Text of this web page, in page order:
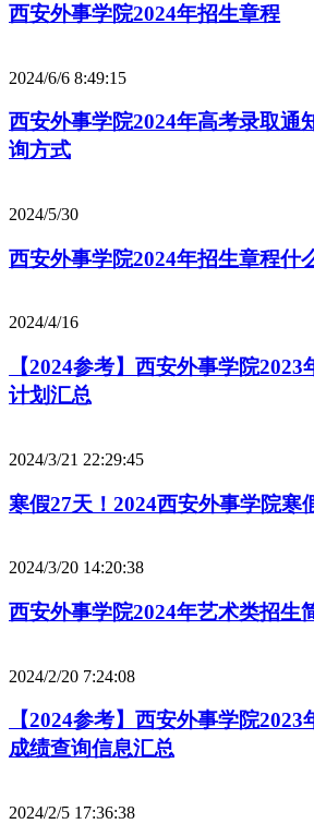
西安外事学院2024年招生章程
2024/6/6 8:49:15
西安外事学院2024年高考录取通
询方式
2024/5/30
西安外事学院2024年招生章程什
2024/4/16
【2024参考】西安外事学院
计划汇总
2024/3/21 22:29:45
寒假27天！2024西安外事学院寒
2024/3/20 14:20:38
西安外事学院2024年艺术类招生
2024/2/20 7:24:08
【2024参考】西安外事学院
成绩查询信息汇总
2024/2/5 17:36:38